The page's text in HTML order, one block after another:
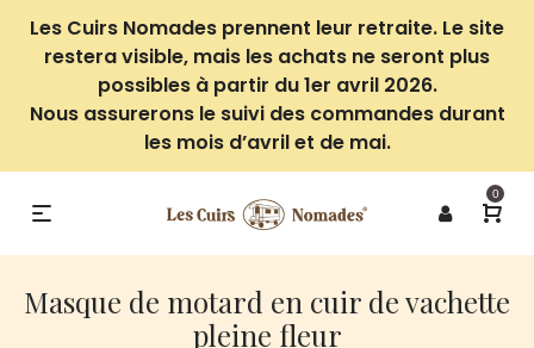
Les Cuirs Nomades prennent leur retraite. Le site
restera visible, mais les achats ne seront plus
possibles à partir du 1er avril 2026.
Nous assurerons le suivi des commandes durant
les mois d’avril et de mai.
0
Masque de motard en cuir de vachette
pleine fleur